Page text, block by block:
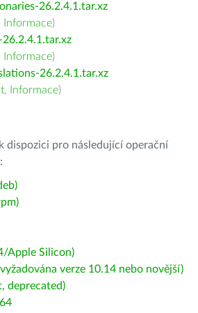
26.2.4.1.tar.xz
Informace)
Informace)
26.2.4.1.tar.xz
, Informace)
dispozici pro následující operační
Apple Silicon)
verze 10.14 nebo novější)
deprecated)